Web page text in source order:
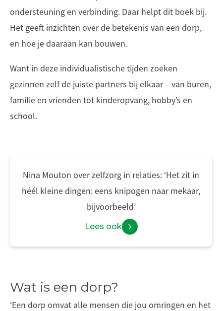
ondersteuning en verbinding. Daar helpt dit boek bij.
Het geeft inzichten over de betekenis van een dorp,
en hoe je daaraan kan bouwen.
Want in deze individualistische tijden zoeken
gezinnen zelf de juiste partners bij elkaar – van buren,
familie en vrienden tot kinderopvang, hobby’s en
school.
Nina Mouton over zelfzorg in relaties: ‘Het zit in
héél kleine dingen: eens knipogen naar mekaar,
bijvoorbeeld’
Lees ook
Wat is een dorp?
‘Een dorp omvat alle mensen die jou omringen en het